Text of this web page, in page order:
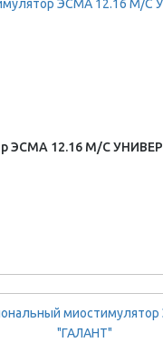
ЭСМА 12.16 М/С